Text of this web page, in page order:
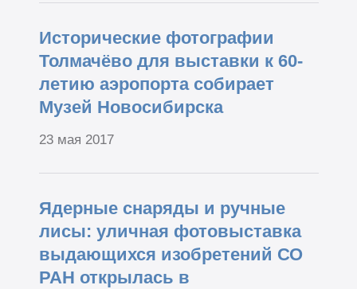
Исторические фотографии
Толмачёво для выставки к 60-
летию аэропорта собирает
Музей Новосибирска
23 мая 2017
Ядерные снаряды и ручные
лисы: уличная фотовыставка
выдающихся изобретений СО
РАН открылась в